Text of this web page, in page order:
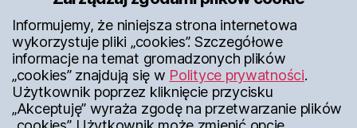
Zaraz po moim ślubie
wystawiłem koło swego domu
kapliczkę Matce Bożej i w
ciężkich sytuacjach szybko
biegnę przed kapliczkę i proszę
Matkę Bożą o rozwiązanie
Informujemy, że niniejsza strona internetowa
wykorzystuje pliki „cookies”. Szczegółowe
informacje na temat gromadzonych plików
„cookies” znajdują się w Polityce prywatności.
Użytkownik poprzez kliknięcie przycisku
„Akceptuję” wyraża zgodę na przetwarzanie plików